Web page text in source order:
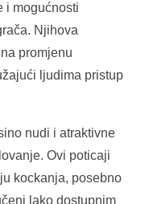
i mogućnosti
Njihova
promjenu
ljudima pristup
nudi i atraktivne
Ovi poticaji
kockanja, posebno
lako dostupnim